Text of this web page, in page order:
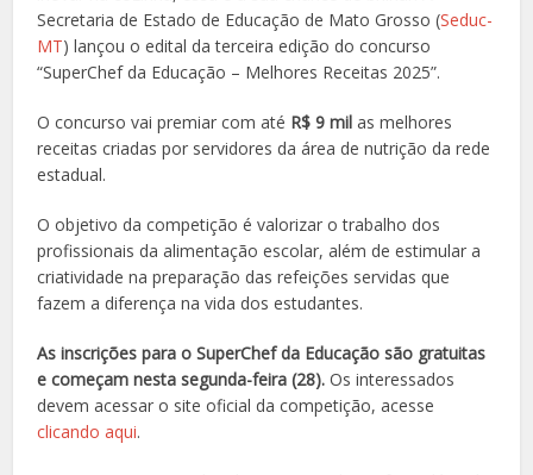
Secretaria de Estado de Educação de Mato Grosso (Seduc-
MT) lançou o edital da terceira edição do concurso
“SuperChef da Educação – Melhores Receitas 2025”.
O concurso vai premiar com até R$ 9 mil as melhores
receitas criadas por servidores da área de nutrição da rede
estadual.
O objetivo da competição é valorizar o trabalho dos
profissionais da alimentação escolar, além de estimular a
criatividade na preparação das refeições servidas que
fazem a diferença na vida dos estudantes.
As inscrições para o SuperChef da Educação são gratuitas
e começam nesta segunda-feira (28).Os interessados
devem acessar o site oficial da competição, acesse
clicando aqui.